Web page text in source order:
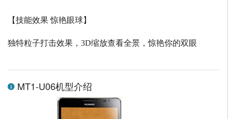
【技能效果 惊艳眼球】
独特粒子打击效果， 3D缩放查看全景，惊艳你的双眼
MT1-U06机型介绍